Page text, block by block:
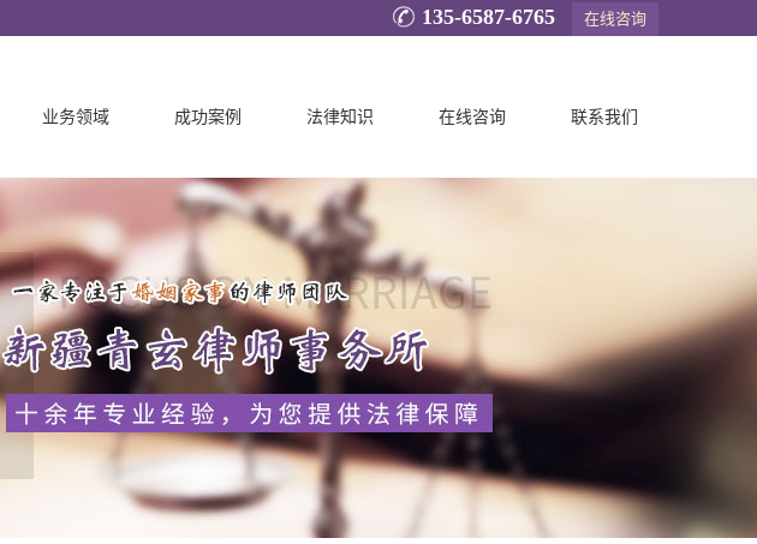
135-6587-6765 在线咨询
业务领域 成功案例 法律知识 在线咨询 联系我们